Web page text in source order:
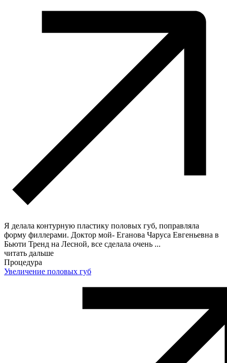
Я делала контурную пластику половых губ, поправляла
форму филлерами. Доктор мой- Еганова Чаруса Евгеньевна в
Бьюти Тренд на Лесной, все сделала очень ...
читать дальше
Процедура
Увеличение половых губ